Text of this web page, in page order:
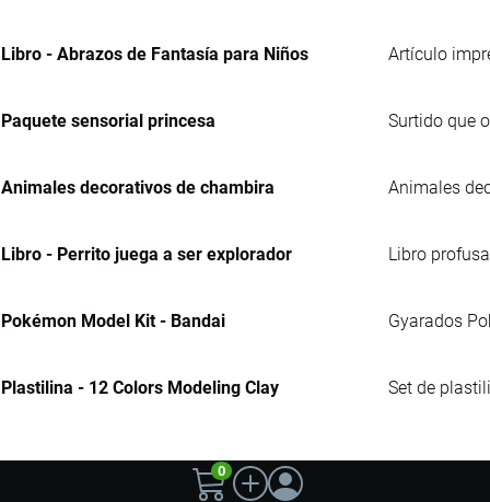
Libro - Abrazos de Fantasía para Niños Artículo
Paquete sensorial princesa Surtido que
Animales decorativos de chambira Animales
Libro - Perrito juega a ser explorador Libro
Pokémon Model Kit - Bandai Gyarados
Plastilina - 12 Colors Modeling Clay Set de
0